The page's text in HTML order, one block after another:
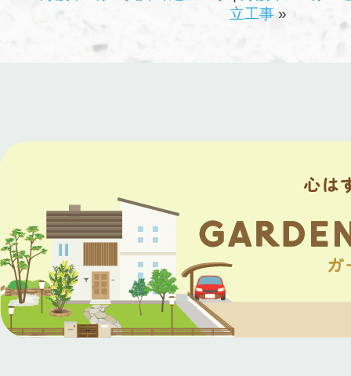
立工事»